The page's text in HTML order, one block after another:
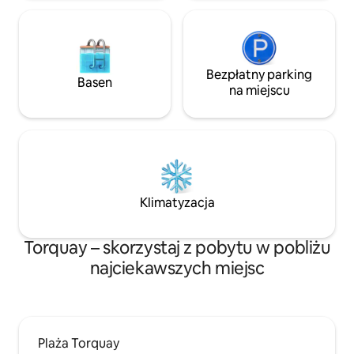
Basen
Bezpłatny parking
na miejscu
Klimatyzacja
Torquay – skorzystaj z pobytu w pobliżu
najciekawszych miejsc
Plaża Torquay